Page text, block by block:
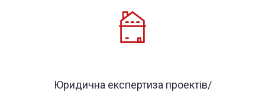
Юридична експертиза проектів/